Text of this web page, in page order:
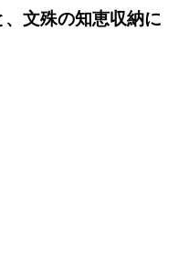
文殊の知恵収納に